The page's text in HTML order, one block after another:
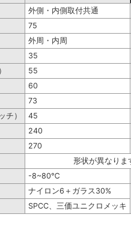
外側・内側取付共通
75
外周・内周
35
55
60
73
チ）
45
240
270
形状が異なりま
-8~80℃
ナイロン6＋ガラス30%
SPCC、三価ユニクロメッキ